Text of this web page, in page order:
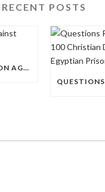
RECENT POSTS
EGYPTIAN DISCRIMINATION AGAINST CHRISTIAN SOCCER PLAYERS